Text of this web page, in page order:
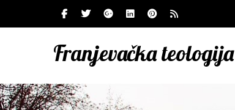
Franjevačka teologija